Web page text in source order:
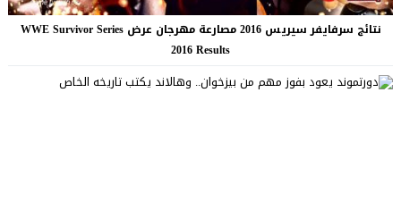
نتائج سرفايفر سيريس 2016 مصارعة مهرجان عرض WWE Survivor Series
2016 Results